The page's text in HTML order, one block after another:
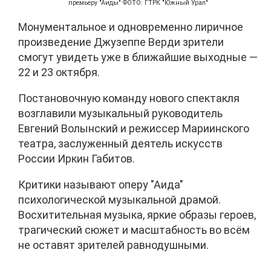
премьеру "Аиды" ФОТО: ГТРК "Южный Урал"
Монументальное и одновременно лиричное
произведение Джузеппе Верди зрители
смогут увидеть уже в ближайшие выходные —
22 и 23 октября.
Постановочную команду нового спектакля
возглавили музыкальный руководитель
Евгений Волынский и режиссер Мариинского
театра, заслуженный деятель искусств
России Иркин Габитов.
Критики называют оперу "Аида"
психологической музыкальной драмой.
Восхитительная музыка, яркие образы героев,
трагический сюжет и масштабность во всём
не оставят зрителей равнодушными.